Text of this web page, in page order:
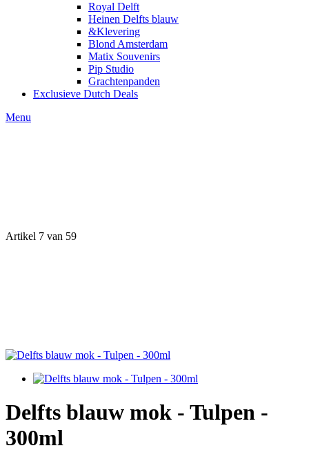
Royal Delft
Heinen Delfts blauw
&Klevering
Blond Amsterdam
Matix Souvenirs
Pip Studio
Grachtenpanden
Exclusieve Dutch Deals
Menu
Artikel 7 van 59
Delfts blauw mok - Tulpen -
300ml